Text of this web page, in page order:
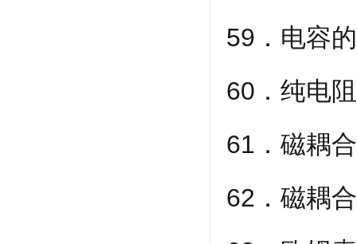
59．电容
60．纯电
61．磁耦
62．磁耦